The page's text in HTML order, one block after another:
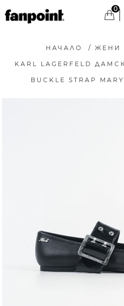
0
НАЧАЛО / ЖЕНИ
KARL LAGERFELD
BUCKLE STRAP